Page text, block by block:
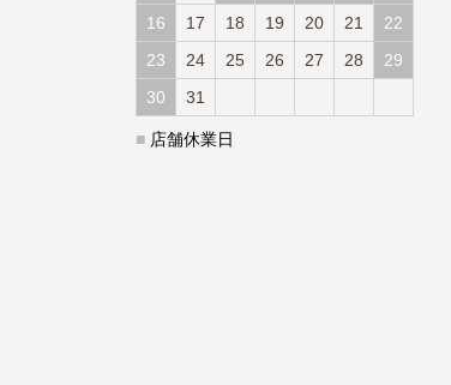
16
17 18 19 20 21
22
23
24 25 26 27 28
29
30
31
■ 店舗休業日